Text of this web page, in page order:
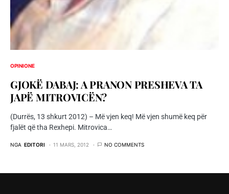
OPINIONE
GJOKË DABAJ: A PRANON PRESHEVA TA
JAPË MITROVICËN?
(Durrës, 13 shkurt 2012) – Më vjen keq! Më vjen shumë keq për
fjalët që tha Rexhepi. Mitrovica…
NGA EDITORI 11 MARS, 2012 NO COMMENTS